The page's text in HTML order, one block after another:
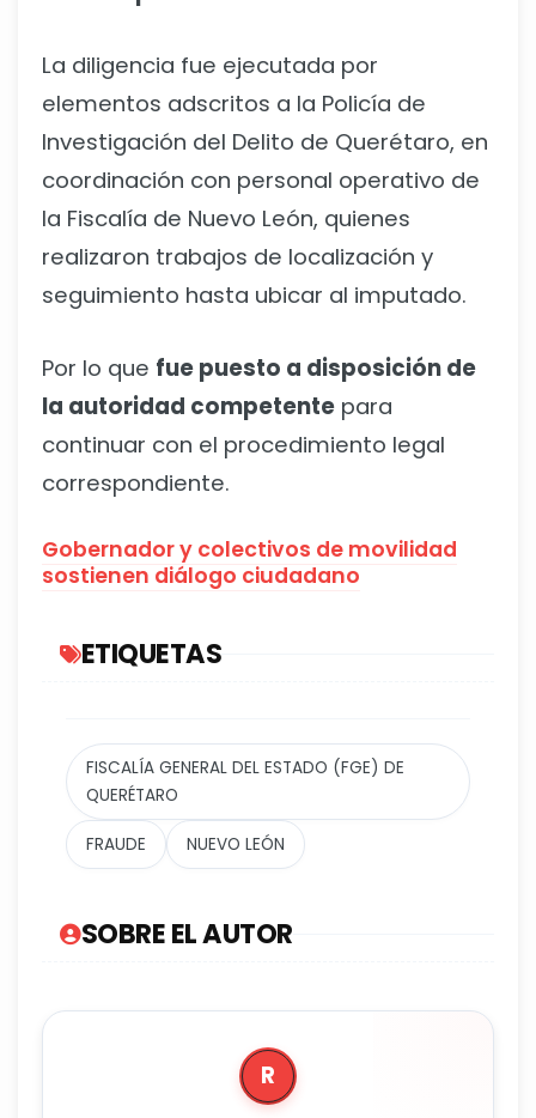
La diligencia fue ejecutada por
elementos adscritos a la Policía de
Investigación del Delito de Querétaro, en
coordinación con personal operativo de
la Fiscalía de Nuevo León, quienes
realizaron trabajos de localización y
seguimiento hasta ubicar al imputado.
Por lo que fue puesto a disposición de
la autoridad competente para
continuar con el procedimiento legal
correspondiente.
Gobernador y colectivos de movilidad
sostienen diálogo ciudadano
ETIQUETAS
FISCALÍA GENERAL DEL ESTADO (FGE) DE
QUERÉTARO
FRAUDE NUEVO LEÓN
SOBRE EL AUTOR
R